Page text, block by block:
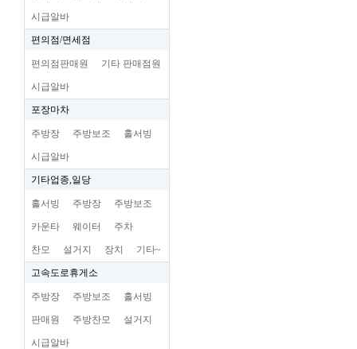
시급알바
편의점/면세점
편의점판매원 기타 판매점원
시급알바
포장마차
주방장 주방보조 홀서빙
시급알바
기타업종,일당
홀서빙 주방장 주방보조
카운타 웨이터 주차
찬모 설거지 장치 기타~
고속도로휴게소
주방장 주방보조 홀서빙
판매원 주방찬모 설거지
시급알바